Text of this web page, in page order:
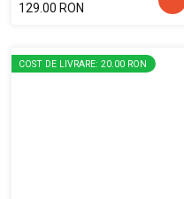
129.00 RON
COST DE LIVRARE: 20.00 RON